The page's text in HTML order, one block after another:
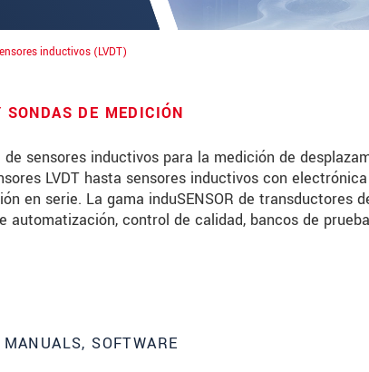
inductivos (LVDT)
DE MEDICIÓN
sensores inductivos para la medición de
LVDT hasta sensores inductivos con
en serie. La gama induSENSOR de transductores
automatización, control de calidad, bancos de
SOFTWARE